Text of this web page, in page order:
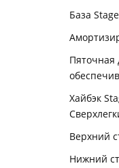
База
Пяточная
Хайбэк
Верхний
Нижний